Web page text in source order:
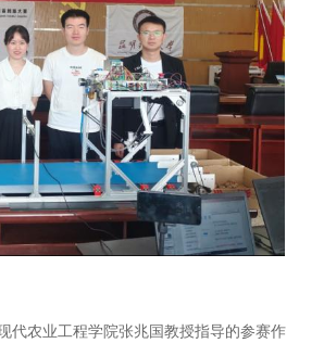
代农业工程学院张兆国教授指导的参赛作